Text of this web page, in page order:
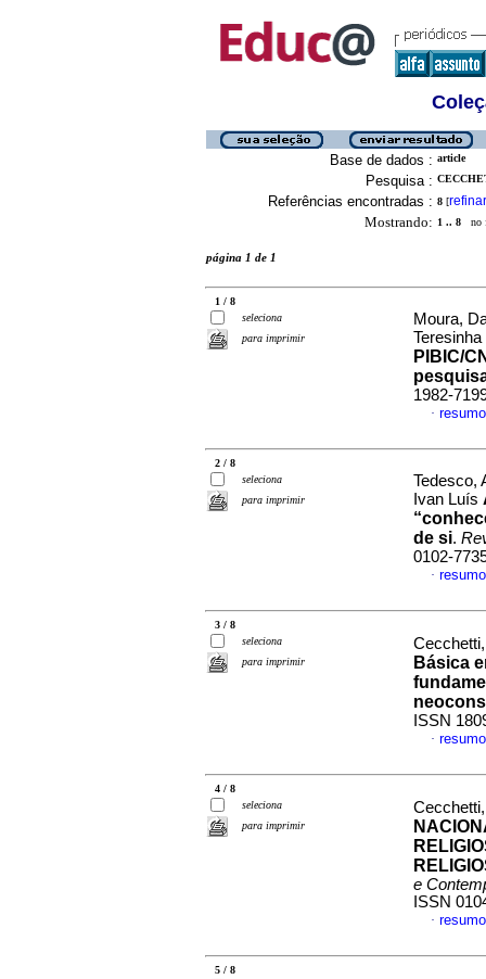
Base de dados : article
Pesquisa :
Referências encontradas : 8 [refinar
Mostrando: 1 .. 8 no
página 1 de 1
1 / 8
seleciona
para imprimir
Moura,
PIBIC/
1982-
·
2 / 8
seleciona
para imprimir
Tedesco,
Ivan Luís
de si.
0102-
·
3 / 8
seleciona
para imprimir
Básica
ISSN
·
4 / 8
seleciona
para imprimir
e
ISSN
·
5 / 8